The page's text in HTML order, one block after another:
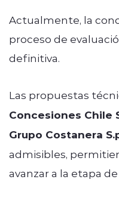
Actualmente, la
proceso de
definitiva.
Las propuestas
Concesiones Chile
Grupo Costanera
admisibles,
avanzar a la etapa